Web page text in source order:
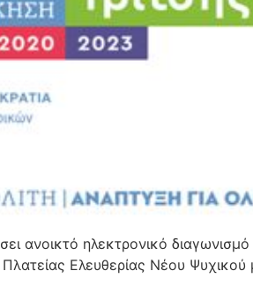
ανοικτό ηλεκτρονικό
Πλατείας Ελευθερίας Νέου